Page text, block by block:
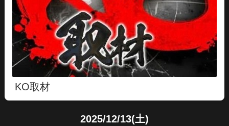
KO取材
2025/12/13(土)